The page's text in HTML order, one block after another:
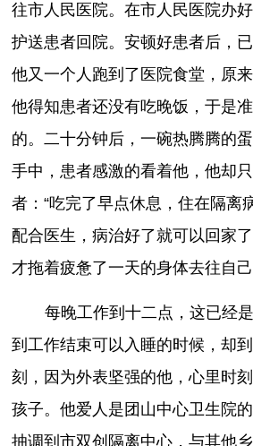
往市人民医院。在市人民医院办
护送患者回院。安顿好患者后，
他又一个人跑到了医院食堂，原
他得知患者还没有吃晚饭，于是
的。二十分钟后，一碗热腾腾的
手中，患者感激的看着他，他却
者：“吃完了早点休息，住在隔离
配合医生，病治好了就可以回家
才拖着疲惫了一天的身体去往自己
每晚工作到十二点，这已经
到工作结束可以入睡的时候，却
刻，因为外表坚强的他，心里时
孩子。他爱人是团山中心卫生院
抽调到市双创隔离中心，与其他